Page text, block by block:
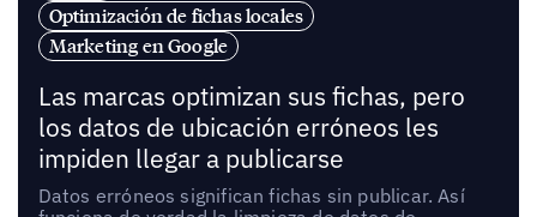
Optimización de fichas locales
Marketing en Google
Las marcas optimizan sus fichas, pero
los datos de ubicación erróneos les
impiden llegar a publicarse
Datos erróneos significan fichas sin publicar. Así